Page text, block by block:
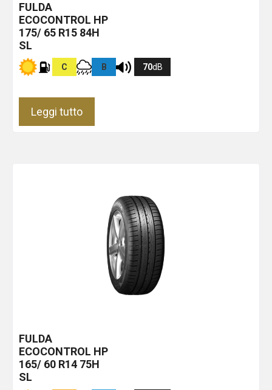
FULDA
ECOCONTROL HP
175/ 65 R15 84H
SL
C B 70dB
Leggi tutto
FULDA
ECOCONTROL HP
165/ 60 R14 75H
SL